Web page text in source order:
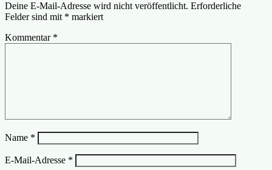
Deine E-Mail-Adresse wird nicht veröffentlicht. Erforderliche
Felder sind mit * markiert
Kommentar *
Name *
E-Mail-Adresse *